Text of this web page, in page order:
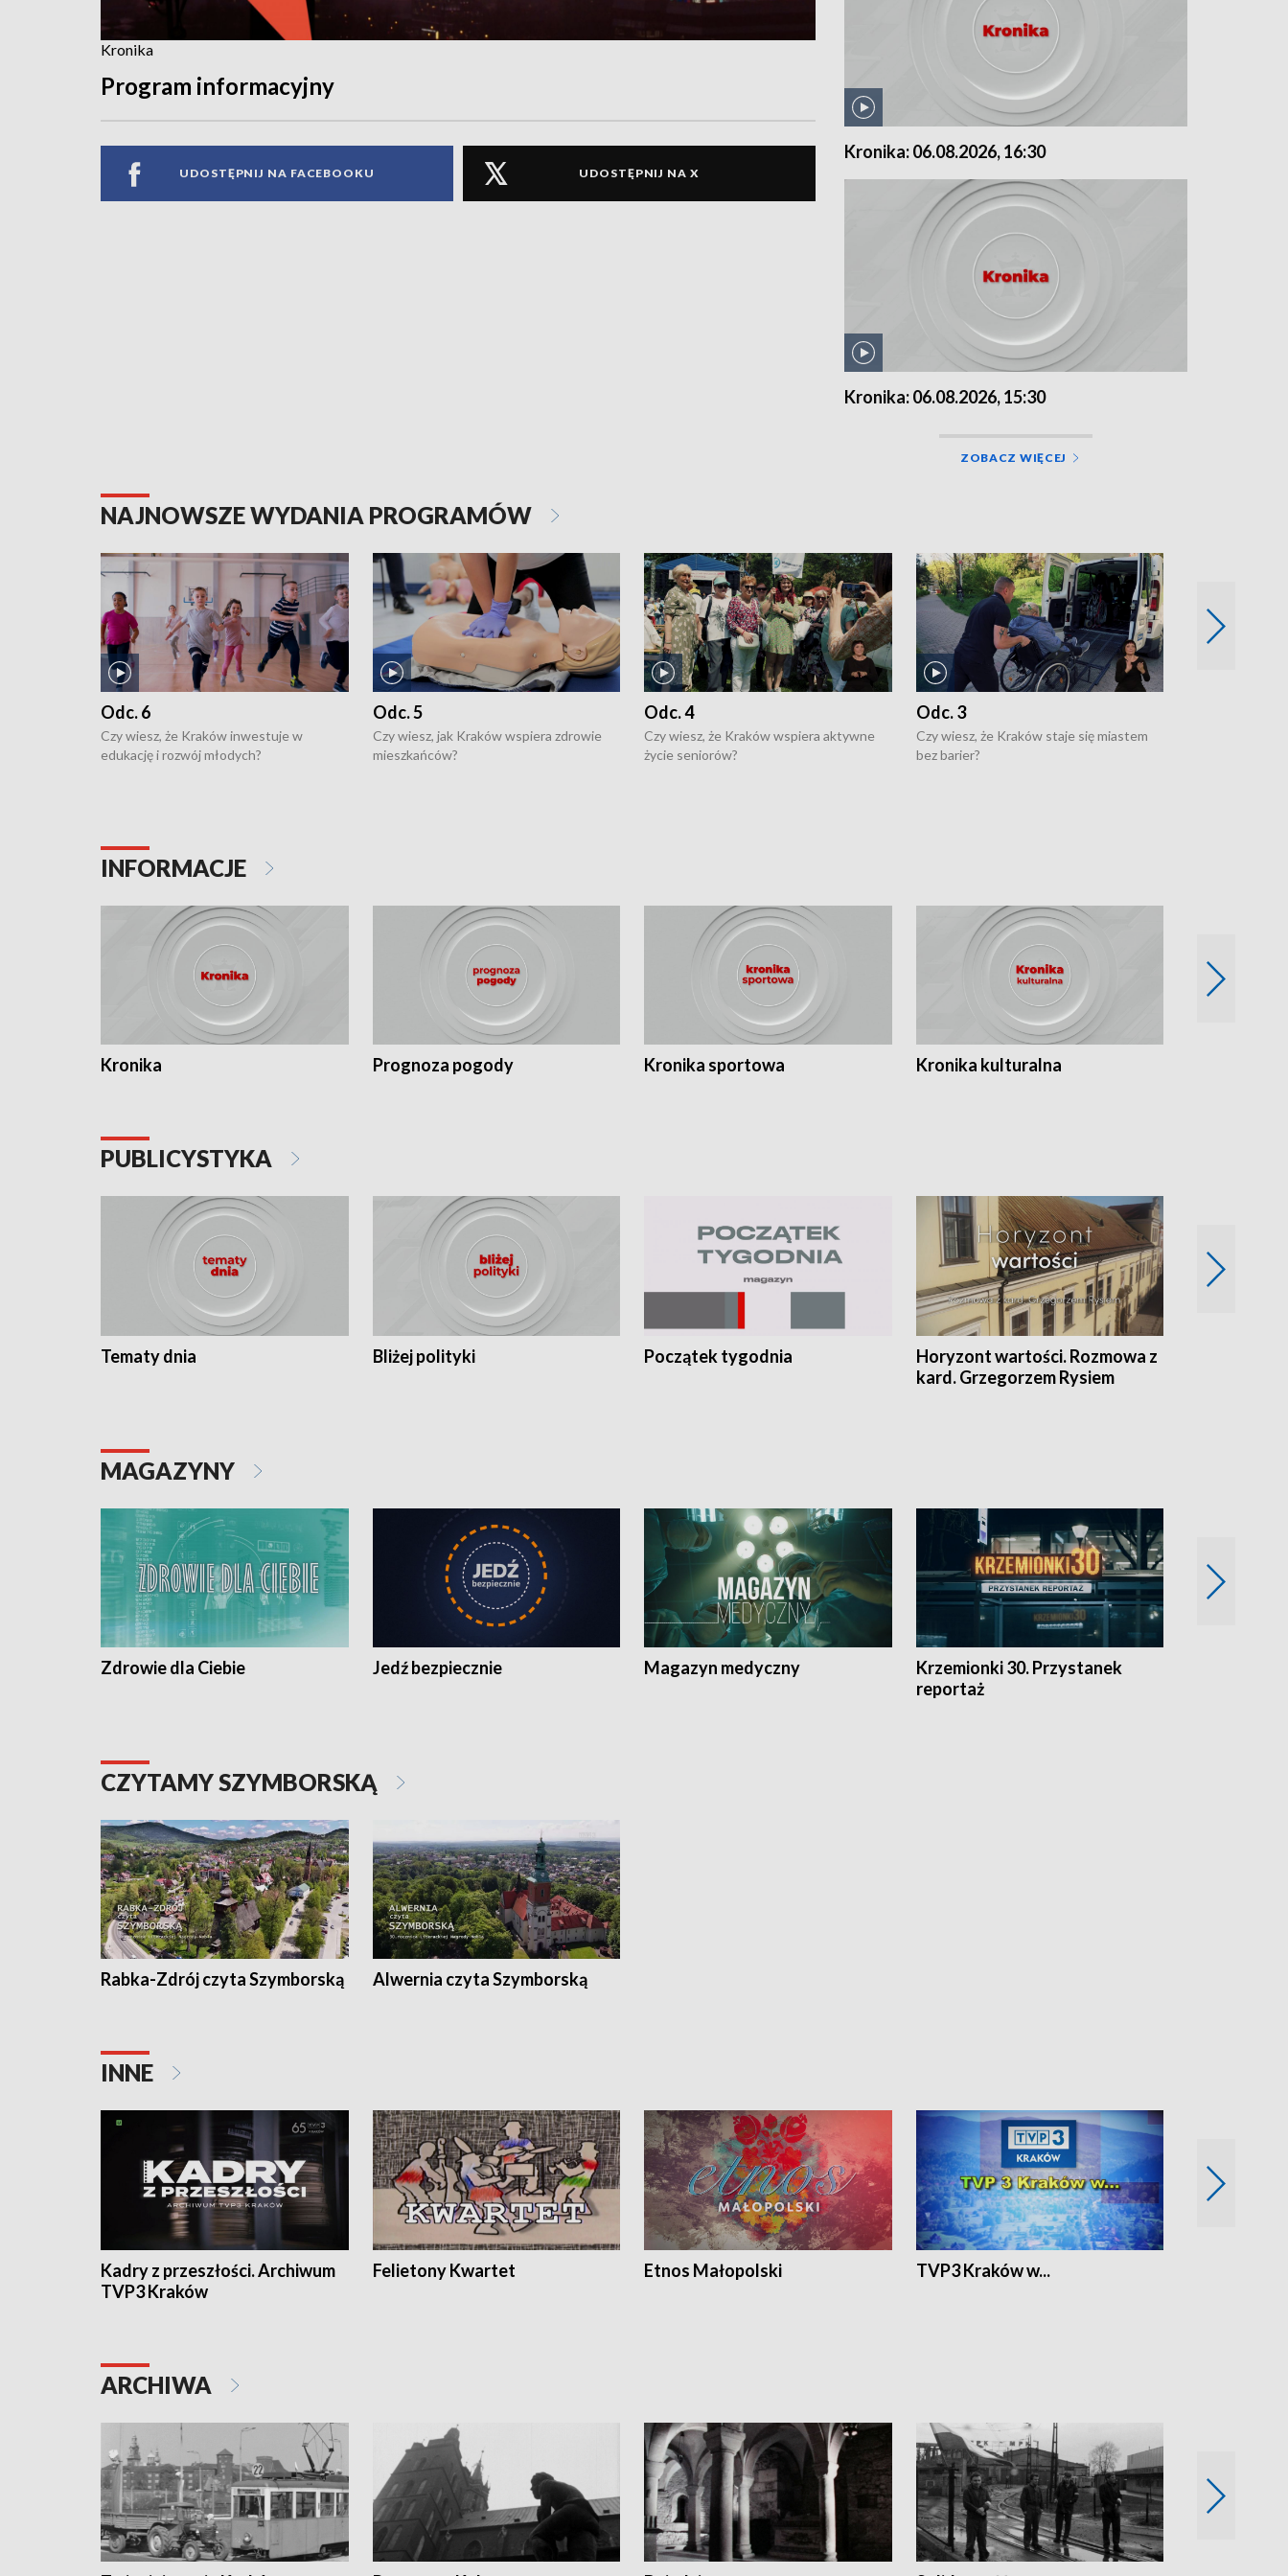
Kronika
Program informacyjny
UDOSTĘPNIJ NA FACEBOOKU UDOSTĘPNIJ NA X
Kronika: 06.08.2026, 16:30
Kronika: 06.08.2026, 15:30
ZOBACZ WIĘCEJ
NAJNOWSZE WYDANIA PROGRAMÓW
Odc. 6
Czy wiesz, że Kraków inwestuje w
edukację i rozwój młodych?
Odc. 5
Czy wiesz, jak Kraków wspiera zdrowie
mieszkańców?
Odc. 4
Czy wiesz, że Kraków wspiera aktywne
życie seniorów?
Odc. 3
Czy wiesz, że Kraków staje się miastem
bez barier?
INFORMACJE
Kronika Prognoza pogody Kronika sportowa Kronika kulturalna
PUBLICYSTYKA
Tematy dnia Bliżej polityki Początek tygodnia
Horyzont wartości. Rozmowa z
kard. Grzegorzem Rysiem
MAGAZYNY
Zdrowie dla Ciebie Jedź bezpiecznie Magazyn medyczny
Krzemionki 30. Przystanek
reportaż
CZYTAMY SZYMBORSKĄ
Rabka-Zdrój czyta Szymborską Alwernia czyta Szymborską
INNE
Kadry z przeszłości. Archiwum
TVP3 Kraków
Felietony Kwartet Etnos Małopolski TVP3 Kraków w...
ARCHIWA